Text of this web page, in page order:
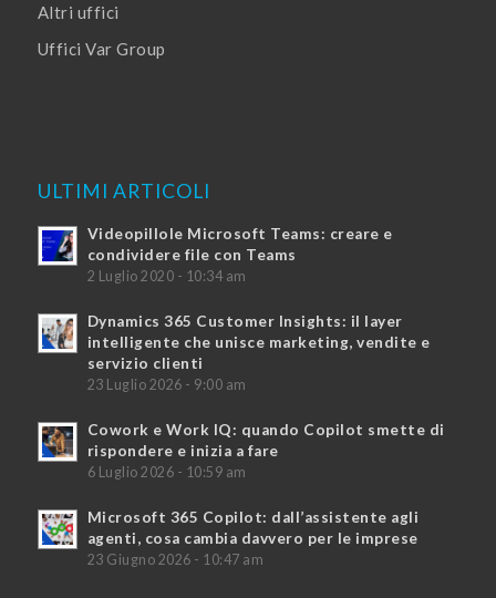
Altri uffici
Uffici Var Group
ULTIMI ARTICOLI
Videopillole Microsoft Teams: creare e
condividere file con Teams
2 Luglio 2020 - 10:34 am
Dynamics 365 Customer Insights: il layer
intelligente che unisce marketing, vendite e
servizio clienti
23 Luglio 2026 - 9:00 am
Cowork e Work IQ: quando Copilot smette di
rispondere e inizia a fare
6 Luglio 2026 - 10:59 am
Microsoft 365 Copilot: dall’assistente agli
agenti, cosa cambia davvero per le imprese
23 Giugno 2026 - 10:47 am